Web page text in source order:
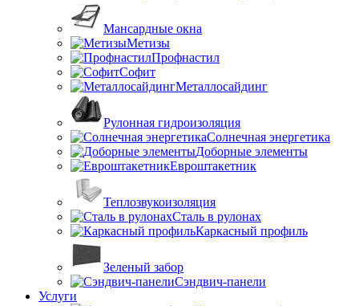
Мансардные окна
Метизы
Профнастил
Софит
Металлосайдинг
Рулонная гидроизоляция
Солнечная энергетика
Доборные элементы
Евроштакетник
Теплозвукоизоляция
Сталь в рулонах
Каркасный профиль
Зеленый забор
Сэндвич-панели
Услуги